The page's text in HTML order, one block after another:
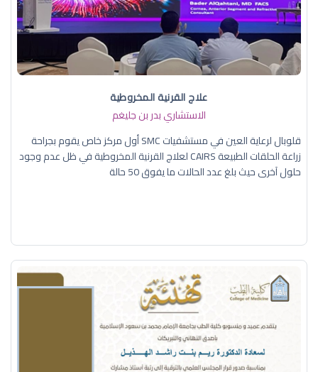
علاج القرنية المخروطية
الاستشاري بدر بن جليغم
قلوبال لرعاية العين في مستشفيات SMC أول مركز خاص يقوم بجراحة
زراعة الحلقات الطبيعة CAIRS لعلاج القرنية المخروطية في ظل عدم وجود
حلول آخرى حيث بلغ عدد الحالات ما يفوق 50 حالة